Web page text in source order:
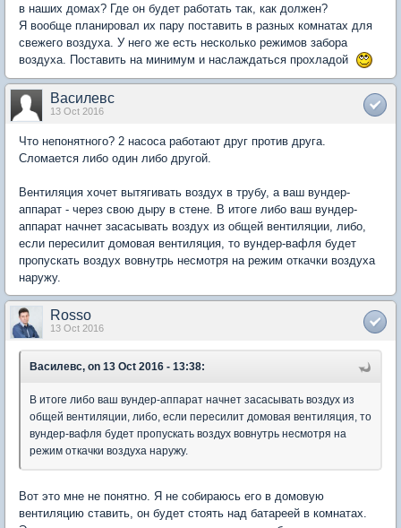
в наших домах? Где он будет работать так, как должен?
Я вообще планировал их пару поставить в разных комнатах для
свежего воздуха. У него же есть несколько режимов забора
воздуха. Поставить на минимум и наслаждаться прохладой
Василевс
13 Oct 2016
Что непонятного? 2 насоса работают друг против друга.
Сломается либо один либо другой.
Вентиляция хочет вытягивать воздух в трубу, а ваш вундер-
аппарат - через свою дыру в стене. В итоге либо ваш вундер-
аппарат начнет засасывать воздух из общей вентиляции, либо,
если пересилит домовая вентиляция, то вундер-вафля будет
пропускать воздух вовнутрь несмотря на режим откачки воздуха
наружу.
Rosso
13 Oct 2016
Василевс, on 13 Oct 2016 - 13:38:
В итоге либо ваш вундер-аппарат начнет засасывать воздух из
общей вентиляции, либо, если пересилит домовая вентиляция, то
вундер-вафля будет пропускать воздух вовнутрь несмотря на
режим откачки воздуха наружу.
Вот это мне не понятно. Я не собираюсь его в домовую
вентиляцию ставить, он будет стоять над батареей в комнатах.